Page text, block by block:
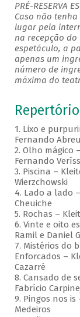
PRÉ-RESERVA
Caso não
lugar pela
na recepção do
espetáculo, a
apenas um
número de
máxima do
Repertório
1. Lixo e
Fernando Abreu
2. Olho mágico
Fernando
3. Piscina –
Wierzchowski
4. Lado a lado
Cheuiche
5. Rochas –
6. Vinte e oito
Ramil e Daniel
7. Mistérios do
Enforcados –
Cazarré
8. Cansado de
Fabrício
9. Pingos nos
Medeiros